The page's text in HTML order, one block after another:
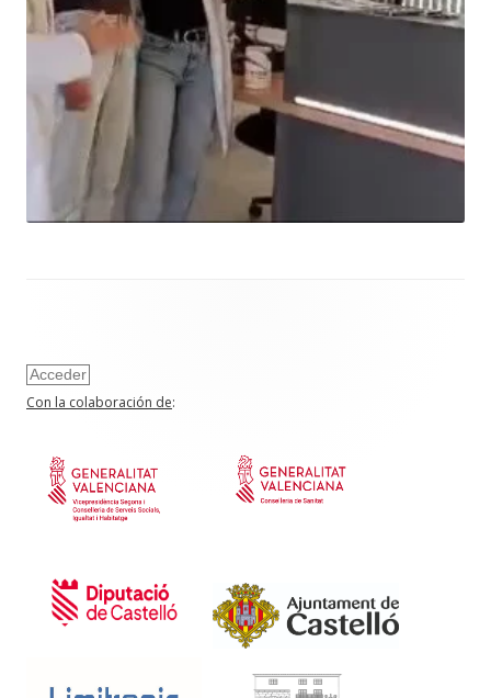
Acceder
Con la colaboración de: